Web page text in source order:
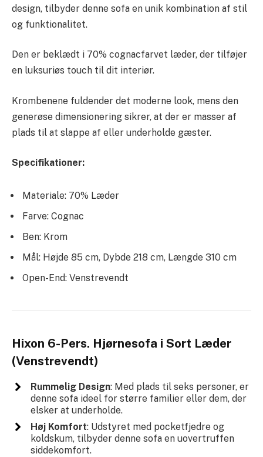
design, tilbyder denne sofa en unik kombination af stil
og funktionalitet.
Den er beklædt i 70% cognacfarvet læder, der tilføjer
en luksuriøs touch til dit interiør.
Krombenene fuldender det moderne look, mens den
generøse dimensionering sikrer, at der er masser af
plads til at slappe af eller underholde gæster.
Specifikationer:
Materiale: 70% Læder
Farve: Cognac
Ben: Krom
Mål: Højde 85 cm, Dybde 218 cm, Længde 310 cm
Open-End: Venstrevendt
Hixon 6-Pers. Hjørnesofa i Sort Læder
(Venstrevendt)
Rummelig Design: Med plads til seks personer, er
denne sofa ideel for større familier eller dem, der
elsker at underholde.
Høj Komfort: Udstyret med pocketfjedre og
koldskum, tilbyder denne sofa en uovertruffen
siddekomfort.